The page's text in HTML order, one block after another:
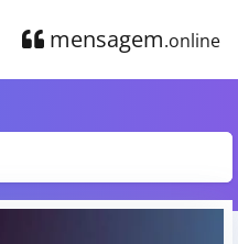
mensagem.online